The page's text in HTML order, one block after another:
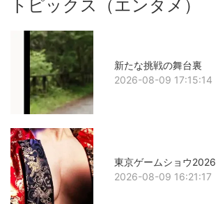
トピックス（エンタメ）
新たな挑戦の舞台裏
2026-08-09 17:15:14
東京ゲームショウ2026
2026-08-09 16:21:17